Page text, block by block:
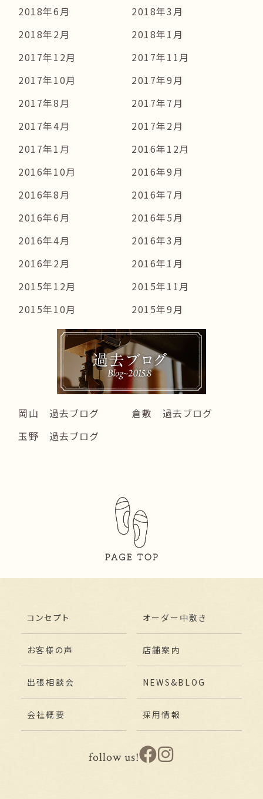
2018年6月
2018年3月
2018年2月
2018年1月
2017年12月
2017年11月
2017年10月
2017年9月
2017年8月
2017年7月
2017年4月
2017年2月
2017年1月
2016年12月
2016年10月
2016年9月
2016年8月
2016年7月
2016年6月
2016年5月
2016年4月
2016年3月
2016年2月
2016年1月
2015年12月
2015年11月
2015年10月
2015年9月
岡山 過去ブログ
倉敷 過去ブログ
玉野 過去ブログ
コンセプト オーダー中敷き
お客様の声 店舗案内
出張相談会 NEWS&BLOG
会社概要 採用情報
follow us!